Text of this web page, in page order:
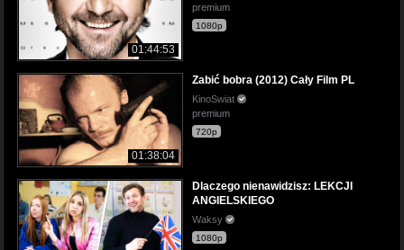
01:44:53
premium
1080p
01:38:04
Zabić bobra (2012) Cały Film PL
KinoSwiat
premium
720p
Dlaczego nienawidzisz: LEKCJI
ANGIELSKIEGO
Waksy
1080p